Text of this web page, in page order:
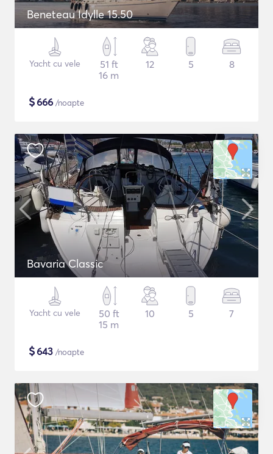
Beneteau Idylle 15.50
Yacht cu vele
51 ft
16 m
12 5 8
$666 /noapte
Bavaria Classic
Yacht cu vele
50 ft
15 m
10 5 7
$643 /noapte